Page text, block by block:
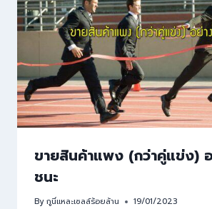
ขายสินค้าแพง (กว่าคู่แข่ง) อ
ชนะ
Byกูนี่แหละเซลล์ร้อยล้าน 19/01/2023